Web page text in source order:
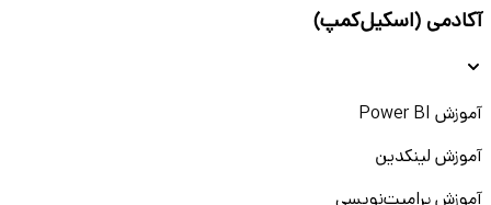
آکادمی (اسکیل‌کمپ)
آموزش Power BI
آموزش لینکدین